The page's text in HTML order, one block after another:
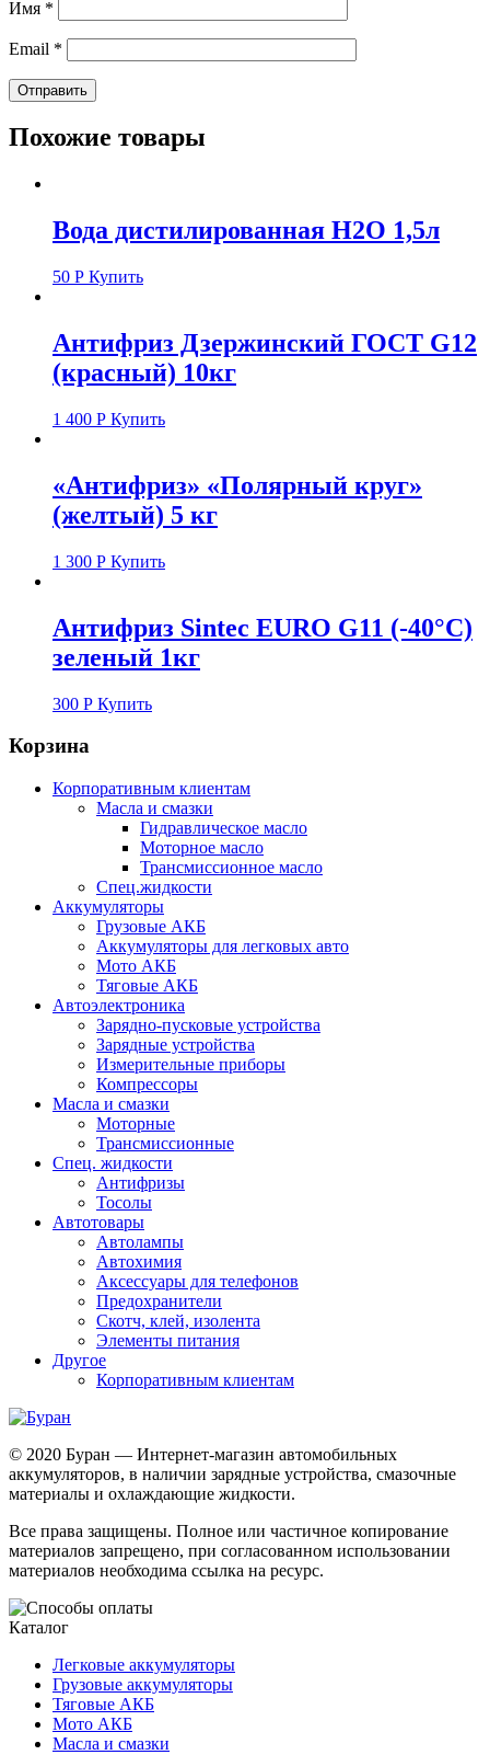
Имя *
Email *
Похожие товары
Вода дистилированная H2O 1,5л
50 Р Купить
Антифриз Дзержинский ГОСТ G12
(красный) 10кг
1 400 Р Купить
«Антифриз» «Полярный круг»
(желтый) 5 кг
1 300 Р Купить
Антифриз Sintec EURO G11 (-40°C)
зеленый 1кг
300 Р Купить
Корзина
Корпоративным клиентам
Масла и смазки
Гидравлическое масло
Моторное масло
Трансмиссионное масло
Спец.жидкости
Аккумуляторы
Грузовые АКБ
Аккумуляторы для легковых авто
Мото АКБ
Тяговые АКБ
Автоэлектроника
Зарядно-пусковые устройства
Зарядные устройства
Измерительные приборы
Компрессоры
Масла и смазки
Моторные
Трансмиссионные
Спец. жидкости
Антифризы
Тосолы
Автотовары
Автолампы
Автохимия
Аксессуары для телефонов
Предохранители
Скотч, клей, изолента
Элементы питания
Другое
Корпоративным клиентам
© 2020 Буран — Интернет-магазин автомобильных
аккумуляторов, в наличии зарядные устройства, смазочные
материалы и охлаждающие жидкости.
Все права защищены. Полное или частичное копирование
материалов запрещено, при согласованном использовании
материалов необходима ссылка на ресурс.
Каталог
Легковые аккумуляторы
Грузовые аккумуляторы
Тяговые АКБ
Мото АКБ
Масла и смазки